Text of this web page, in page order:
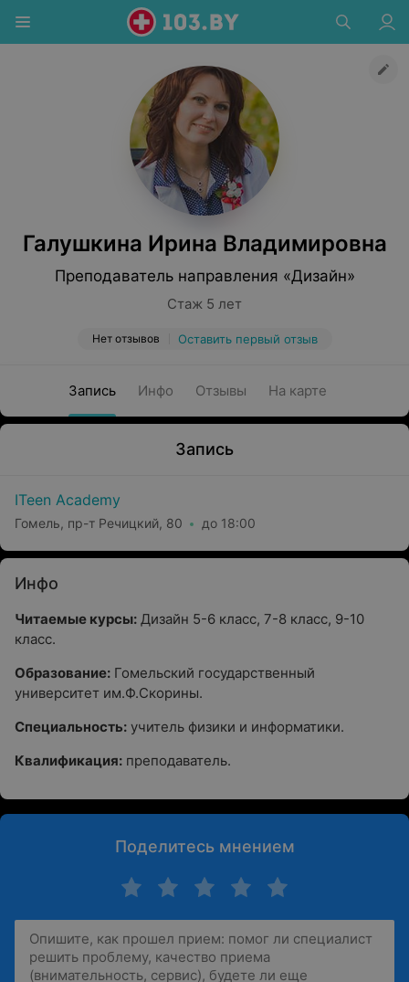
Галушкина Ирина Владимировна
Преподаватель направления «Дизайн»
Стаж 5 лет
Нет отзывов Оставить первый отзыв
Запись Инфо Отзывы На карте
Запись
ITeen Academy
Гомель, пр-т Речицкий, 80 до 18:00
Инфо
Читаемые курсы: Дизайн 5-6 класс, 7-8 класс, 9-10
класс.
Образование: Гомельский государственный
университет им.Ф.Скорины.
Специальность: учитель физики и информатики.
Квалификация: преподаватель.
Поделитесь мнением